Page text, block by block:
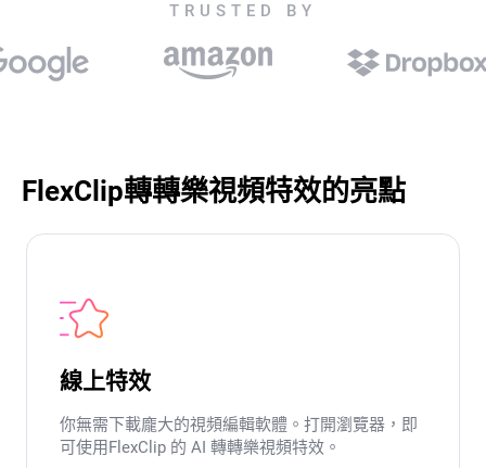
TRUSTED BY
FlexClip轉轉樂視頻特效的亮點
線上特效
你無需下載龐大的視頻編輯軟體。打開瀏覽器，即
可使用FlexClip 的 AI 轉轉樂視頻特效。